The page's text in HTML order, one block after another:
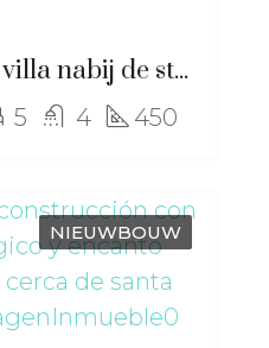
Moderne, lichte villa nabij de stad met uitzicht op Dalt Vila – ma-2507
5 4 450
NIEUWBOUW